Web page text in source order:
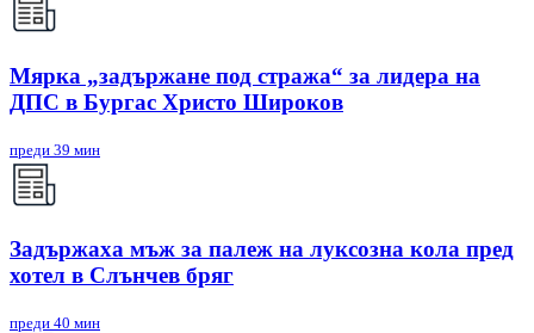
Мярка „задържане под стража“ за лидера на
ДПС в Бургас Христо Широков
преди 39 мин
Задържаха мъж за палеж на луксозна кола пред
хотел в Слънчев бряг
преди 40 мин